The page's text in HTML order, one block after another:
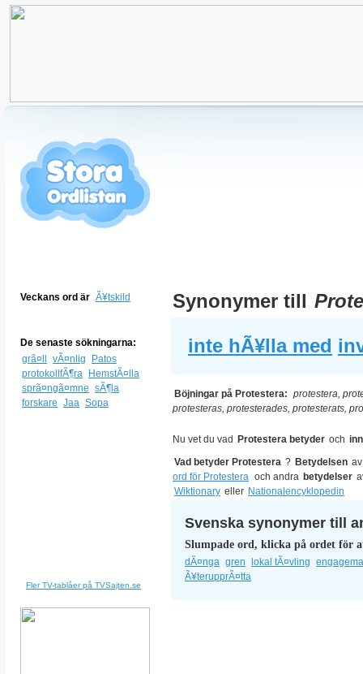
Veckans ord är Ã¥tskild
De senaste sökningarna:
grã¤ll
vÃ¤nlig
Patos
protokollfÃ¶ra
HemstÃ¤lla
sprã¤ngã¤mne sÃ¶la
forskare Jaa Sopa
Fler TV-tablåer på TVSajten.se
Synonymer till
inte hÃ¥lla med
Böjningar på Protestera: protestera,
protesteras, protesterades, protesterats,
Nu vet du vad Protestera betyder och
Vad betyder Protestera ? Betydelsen
ord för Protestera och andra betydelser
Wiktionary eller Nationalencyklopedin
Svenska synonymer till
Slumpade ord, klicka på ordet för
dÃ¤nga gren lokal tÃ¤vling
Ã¥terupprÃ¤tta